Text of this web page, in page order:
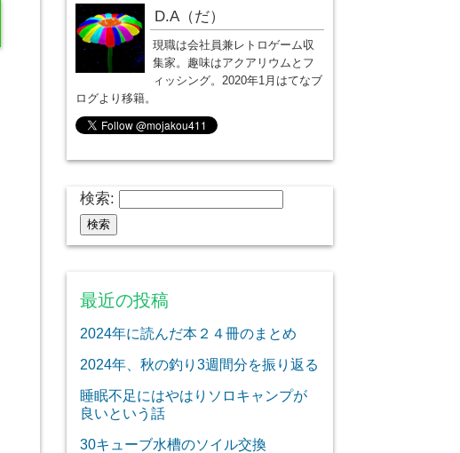
D.A（だ）
現職は会社員兼レトロゲーム収
集家。趣味はアクアリウムとフ
ィッシング。2020年1月はてなブ
ログより移籍。
検索:
最近の投稿
2024年に読んだ本２４冊のまとめ
2024年、秋の釣り3週間分を振り返る
睡眠不足にはやはりソロキャンプが
良いという話
30キューブ水槽のソイル交換